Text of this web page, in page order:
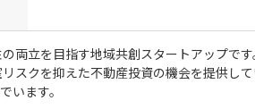
両立を目指す地域共創スタートアップです
スクを抑えた不動産投資の機会を提供して
います。